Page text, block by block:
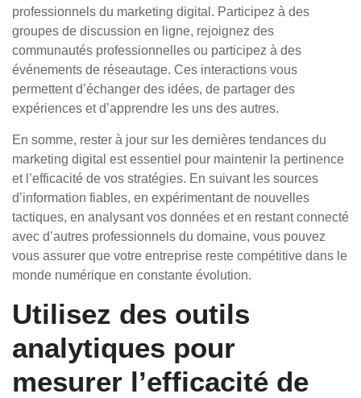
professionnels du marketing digital. Participez à des
groupes de discussion en ligne, rejoignez des
communautés professionnelles ou participez à des
événements de réseautage. Ces interactions vous
permettent d’échanger des idées, de partager des
expériences et d’apprendre les uns des autres.
En somme, rester à jour sur les dernières tendances du
marketing digital est essentiel pour maintenir la pertinence
et l’efficacité de vos stratégies. En suivant les sources
d’information fiables, en expérimentant de nouvelles
tactiques, en analysant vos données et en restant connecté
avec d’autres professionnels du domaine, vous pouvez
vous assurer que votre entreprise reste compétitive dans le
monde numérique en constante évolution.
Utilisez des outils
analytiques pour
mesurer l’efficacité de